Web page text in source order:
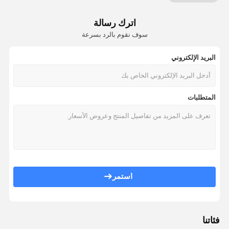
اترك رسالة
سوف نقوم بالرد بسرعة
البريد الإلكتروني
المتطلبات
استمر
فئاتنا